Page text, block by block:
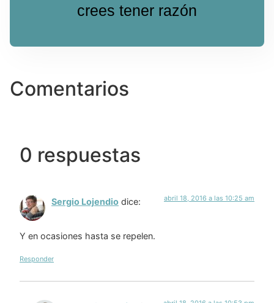
crees tener razón
Comentarios
0 respuestas
Sergio Lojendio dice: abril 18, 2016 a las 10:25 am
Y en ocasiones hasta se repelen.
Responder